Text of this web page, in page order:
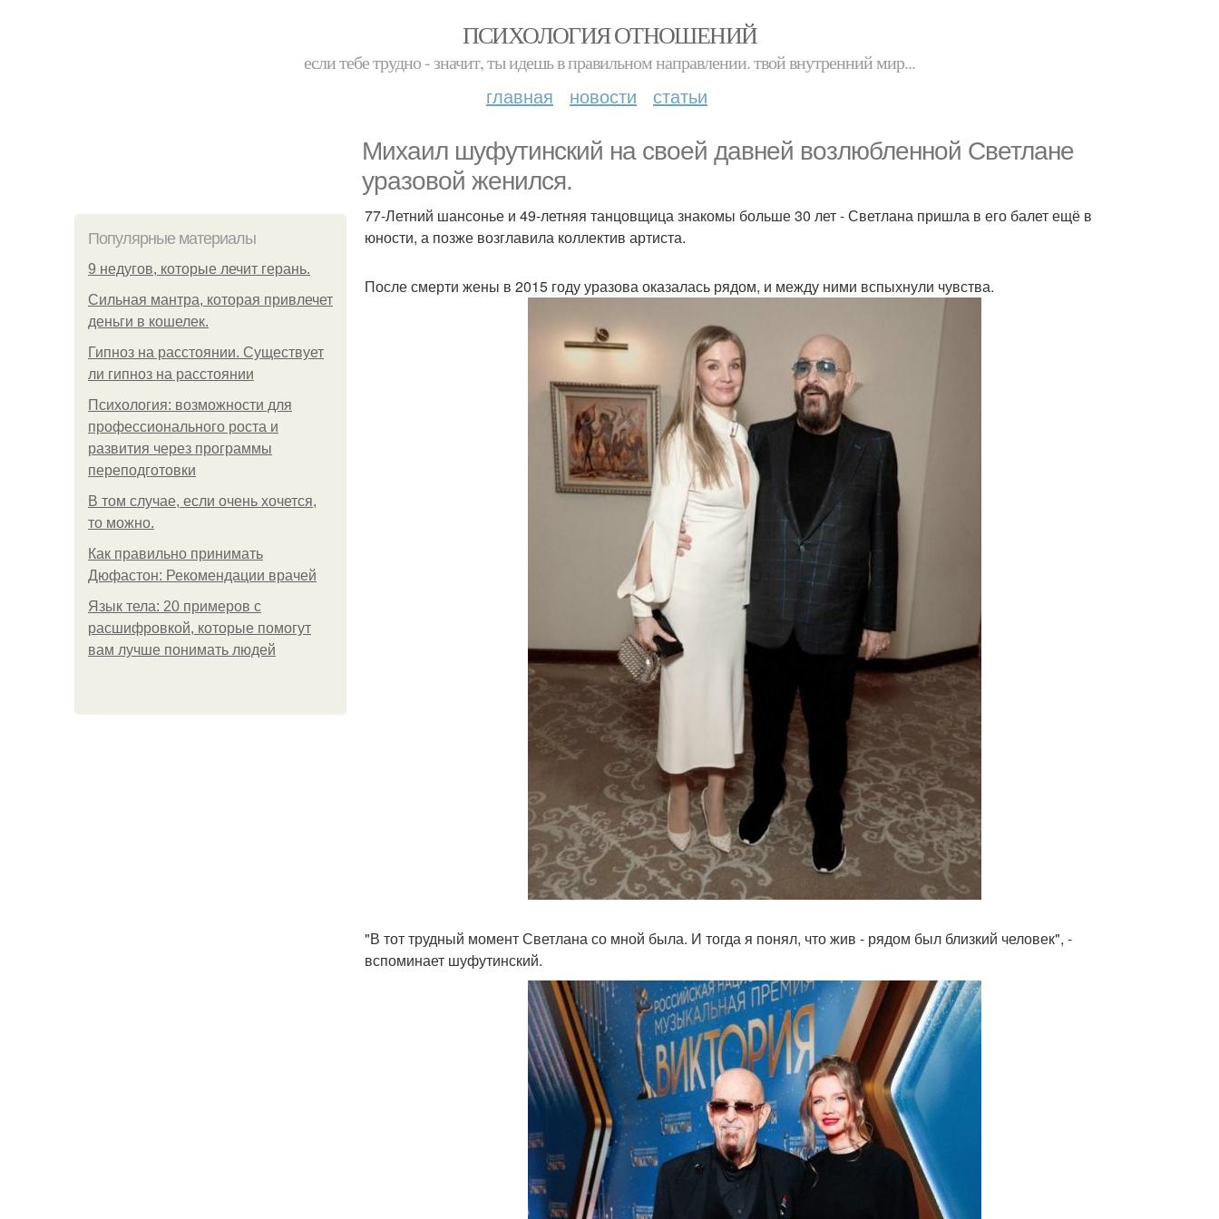
ПСИХОЛОГИЯ ОТНОШЕНИЙ
если тебе трудно - значит, ты идешь в правильном направлении. твой внутренний мир...
главная новости статьи
Михаил шуфутинский на своей давней возлюбленной Светлане
уразовой женился.
Популярные материалы
9 недугов, которые лечит герань.
Сильная мантра, которая привлечет
деньги в кошелек.
Гипноз на расстоянии. Существует
ли гипноз на расстоянии
Психология: возможности для
профессионального роста и
развития через программы
переподготовки
В том случае, если очень хочется,
то можно.
Как правильно принимать
Дюфастон: Рекомендации врачей
Язык тела: 20 примеров с
расшифровкой, которые помогут
вам лучше понимать людей
77-Летний шансонье и 49-летняя танцовщица знакомы больше 30 лет - Светлана пришла в его балет ещё в
юности, а позже возглавила коллектив артиста.
После смерти жены в 2015 году уразова оказалась рядом, и между ними вспыхнули чувства.
"В тот трудный момент Светлана со мной была. И тогда я понял, что жив - рядом был близкий человек", -
вспоминает шуфутинский.